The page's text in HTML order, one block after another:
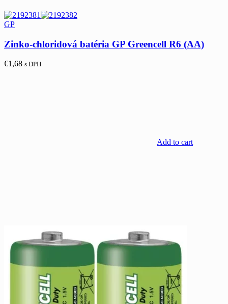
GP
Zinko-chloridová batéria GP Greencell R6 (AA)
€1,68 s DPH
Add to cart